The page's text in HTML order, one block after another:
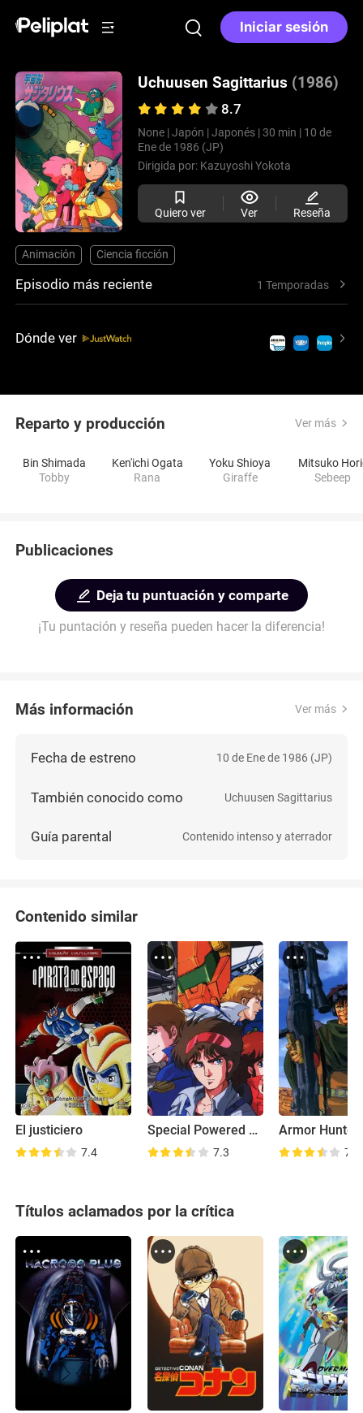
Iniciar sesión
Uchuusen Sagittarius (1986)
8.7
None | Japón | Japonés | 30 min | 10 de
Ene de 1986 (JP)
Dirigida por: Kazuyoshi Yokota
Quiero ver Ver Reseña
Animación Ciencia ficción
Episodio más reciente 1 Temporadas
Dónde ver
Reparto y producción Ver más
Bin Shimada
Tobby
Ken'ichi Ogata
Rana
Yoku Shioya
Giraffe
Mitsuko
Sebeep
Publicaciones
Deja tu puntuación y comparte
¡Tu puntación y reseña pueden hacer la diferencia!
Más información Ver más
Fecha de estreno 10 de Ene de 1986 (JP)
También conocido como Uchuusen Sagittarius
Guía parental Contenido intenso y aterrador
Contenido similar
El justiciero
7.4
Special Powered Armor Troop Dorvack
7.3 7.4
Títulos aclamados por la crítica